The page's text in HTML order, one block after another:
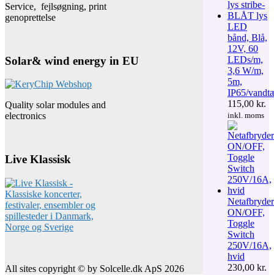
LED
bånd, Blå,
12V, 60
LEDs/m,
3,6 W/m,
5m,
IP65/
115,00 kr.
inkl. moms
Netafbryder
ON/OFF,
Toggle
Switch
250V/16A,
hvid
230,00 kr.
Service, fejlsøgning, print
genoprettelse
Solar& wind energy in EU
Quality solar modules and
electronics
Live Klassisk
All sites copyright © by Solcelle.dk ApS 2026